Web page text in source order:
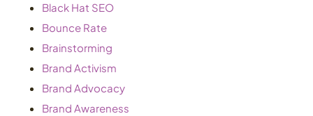
Black Hat SEO
Bounce Rate
Brainstorming
Brand Activism
Brand Advocacy
Brand Awareness